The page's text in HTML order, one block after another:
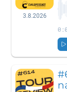
3.8.2026